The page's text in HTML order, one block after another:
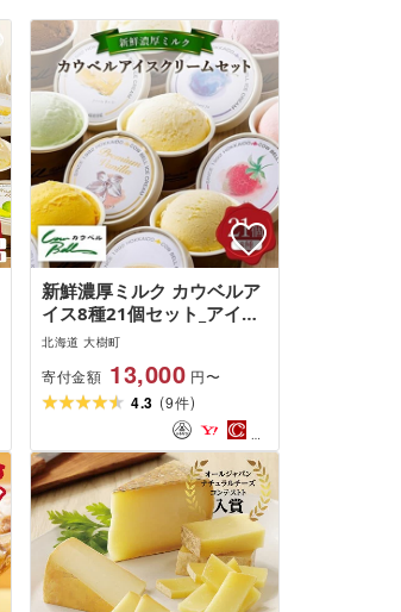
新鮮濃厚ミルク カウベルア
イス8種21個セット_アイス
クリーム アイス ジェラート
大樹町 バニラ チョコレート
人気 美味しい ご当地_[配送
北海道 大樹町
寄付金額 13,000 円〜
4.3 (9件)